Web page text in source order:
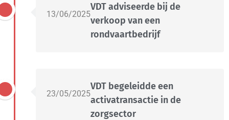
13/06/2025
VDT adviseerde bij de
verkoop van een
rondvaartbedrijf
23/05/2025
VDT begeleidde een
activatransactie in de
zorgsector